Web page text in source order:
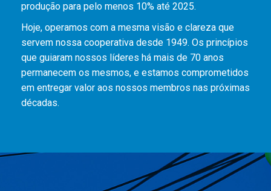
produção para pelo menos 10% até 2025.
Hoje, operamos com a mesma visão e clareza que
servem nossa cooperativa desde 1949. Os princípios
que guiaram nossos líderes há mais de 70 anos
permanecem os mesmos, e estamos comprometidos
em entregar valor aos nossos membros nas próximas
décadas.